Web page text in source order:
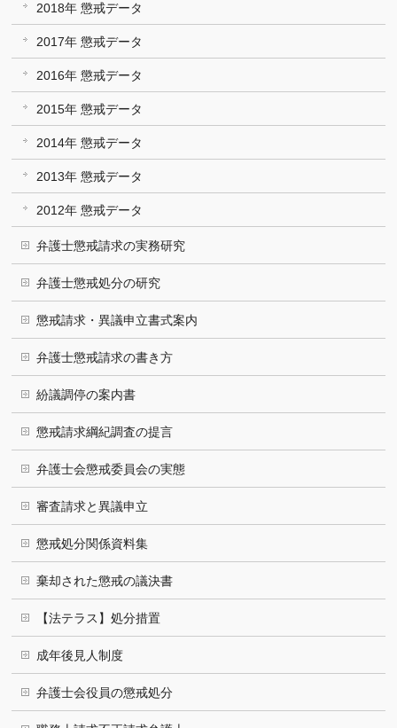
2018年 懲戒データ
2017年 懲戒データ
2016年 懲戒データ
2015年 懲戒データ
2014年 懲戒データ
2013年 懲戒データ
2012年 懲戒データ
弁護士懲戒請求の実務研究
弁護士懲戒処分の研究
懲戒請求・異議申立書式案内
弁護士懲戒請求の書き方
紛議調停の案内書
懲戒請求綱紀調査の提言
弁護士会懲戒委員会の実態
審査請求と異議申立
懲戒処分関係資料集
棄却された懲戒の議決書
【法テラス】処分措置
成年後見人制度
弁護士会役員の懲戒処分